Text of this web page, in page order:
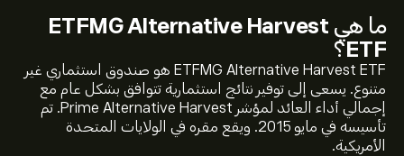
ما هي ETFMG Alternative Harvest
ETF؟
ETFMG Alternative Harvest ETF هو صندوق استثماري غير
متنوع. يسعى إلى توفير نتائج استثمارية تتوافق بشكل عام مع
إجمالي أداء العائد لمؤشر Prime Alternative Harvest. تم
تأسيسه في مايو 2015. ويقع مقره في الولايات المتحدة
الأمريكية.